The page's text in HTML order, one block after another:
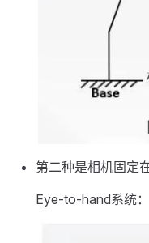
第二种是相机固定
Eye-to-hand系统